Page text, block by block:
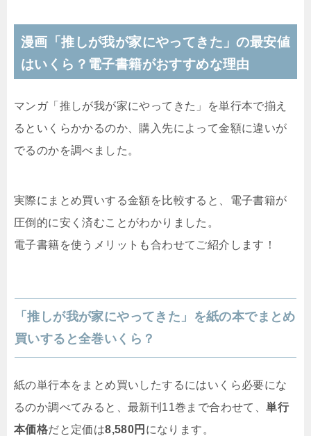
漫画「推しが我が家にやってきた」の最安値
はいくら？電子書籍がおすすめな理由
マンガ「推しが我が家にやってきた」を単行本で揃え
るといくらかかるのか、購入先によって金額に違いが
でるのかを調べました。
実際にまとめ買いする金額を比較すると、電子書籍が
圧倒的に安く済むことがわかりました。
電子書籍を使うメリットも合わせてご紹介します！
「推しが我が家にやってきた」を紙の本でまとめ
買いすると全巻いくら？
紙の単行本をまとめ買いしたするにはいくら必要にな
るのか調べてみると、最新刊11巻まで合わせて、単行
本価格だと定価は8,580円 になります。